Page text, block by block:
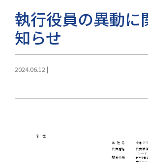
執行役員の異動に
知らせ
2024.06.12|